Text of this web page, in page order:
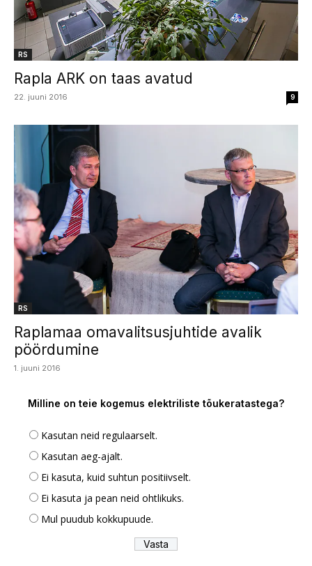
RS
Rapla ARK on taas avatud
22. juuni 2016 9
RS
Raplamaa omavalitsusjuhtide avalik
pöördumine
1. juuni 2016
Milline on teie kogemus elektriliste tõukeratastega?
Kasutan neid regulaarselt.
Kasutan aeg-ajalt.
Ei kasuta, kuid suhtun positiivselt.
Ei kasuta ja pean neid ohtlikuks.
Mul puudub kokkupuude.